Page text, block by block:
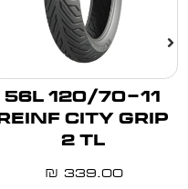
120/70-11 56L
CITY GRIP
2 TL
339.00
₪